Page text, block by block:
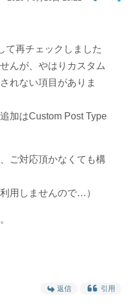
て再チェックしました
んが、やはりカスタム
れない項目がありま
加はCustom Post Type
ご対応頂かなくても構
用しませんので…）
返信 引用